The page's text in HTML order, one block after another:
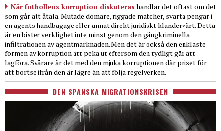
När fotbollens korruption diskuteras handlar det oftast om det
som går att åtala. Mutade domare, riggade matcher, svarta pengar i
en agents handbagage eller annat direkt juridiskt klandervärt. Detta
är en bister verklighet inte minst genom den gängkriminella
infiltrationen av agentmarknaden. Men det är också den enklaste
formen av korruption att peka ut eftersom den tydligt går att
lagföra. Svårare är det med den mjuka korruptionen där priset för
att bortse ifrån den är lägre än att följa regelverken.
DEN SPANSKA MIGRATIONSKRISEN